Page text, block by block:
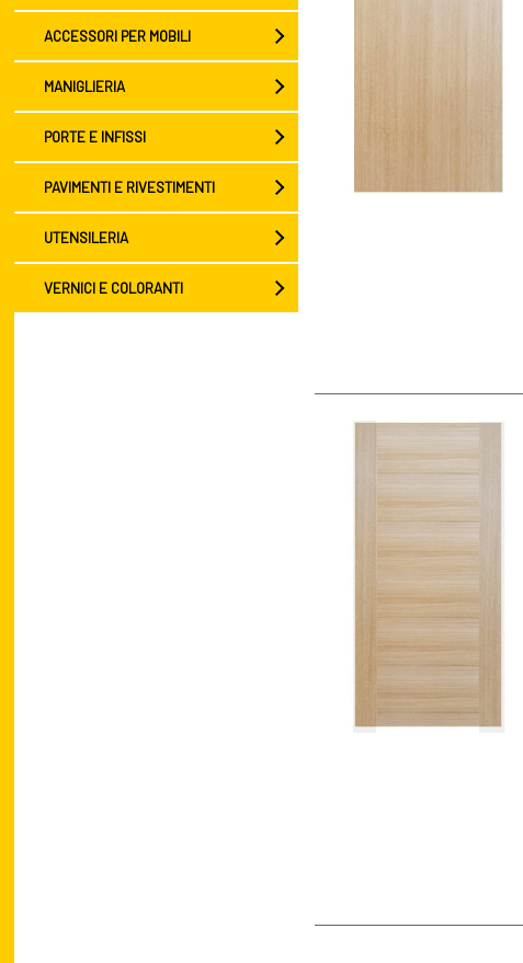
ACCESSORI PER MOBILI
MANIGLIERIA
PORTE E INFISSI
PAVIMENTI E RIVESTIMENTI
UTENSILERIA
VERNICI E COLORANTI